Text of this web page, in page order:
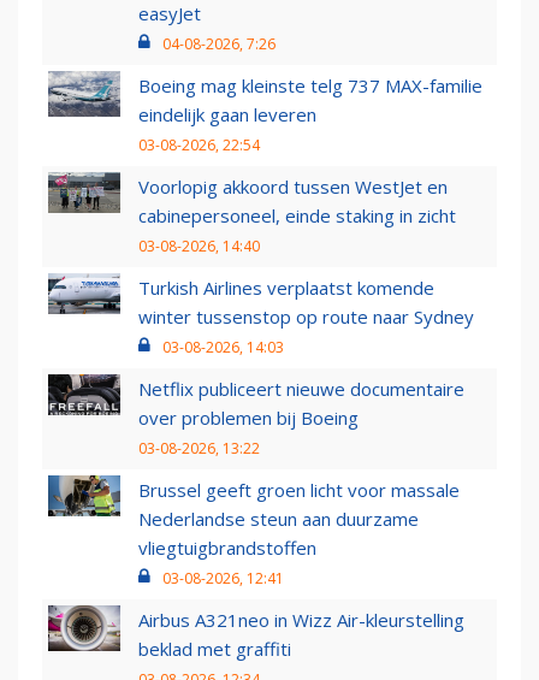
easyJet
04-08-2026, 7:26
Boeing mag kleinste telg 737 MAX-familie
eindelijk gaan leveren
03-08-2026, 22:54
Voorlopig akkoord tussen WestJet en
cabinepersoneel, einde staking in zicht
03-08-2026, 14:40
Turkish Airlines verplaatst komende
winter tussenstop op route naar Sydney
03-08-2026, 14:03
Netflix publiceert nieuwe documentaire
over problemen bij Boeing
03-08-2026, 13:22
Brussel geeft groen licht voor massale
Nederlandse steun aan duurzame
vliegtuigbrandstoffen
03-08-2026, 12:41
Airbus A321neo in Wizz Air-kleurstelling
beklad met graffiti